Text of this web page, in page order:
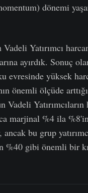
dönemi
Yatırımcı
ayırdık. Sonuç
evresinde yüksek
önemli ölçüde
Vadeli
marjinal %4 ila
bu grup
%40 gibi önemli bir